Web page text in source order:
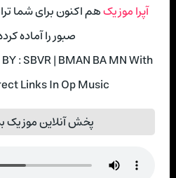
آپرا موزیکهم اکنون برای شما
صبور را آماده
: SBVR | BMAN BA MN With
Links In Op Music
پخش آنلاین موزیک